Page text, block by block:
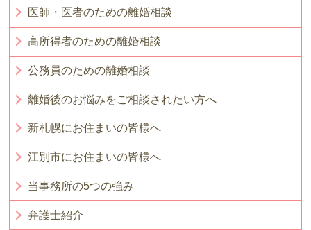
医師・医者のための離婚相談
高所得者のための離婚相談
公務員のための離婚相談
離婚後のお悩みをご相談されたい方へ
新札幌にお住まいの皆様へ
江別市にお住まいの皆様へ
当事務所の5つの強み
弁護士紹介